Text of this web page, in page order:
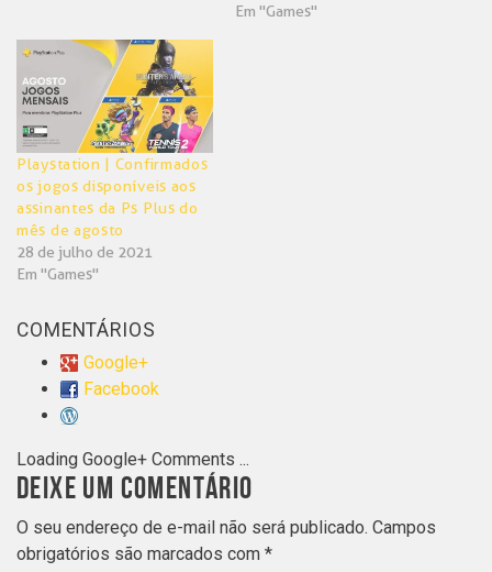
Em "Games"
Playstation | Confirmados
os jogos disponíveis aos
assinantes da Ps Plus do
mês de agosto
28 de julho de 2021
Em "Games"
COMENTÁRIOS
Google+
Facebook
Loading Google+ Comments ...
DEIXE UM COMENTÁRIO
O seu endereço de e-mail não será publicado. Campos
obrigatórios são marcados com *